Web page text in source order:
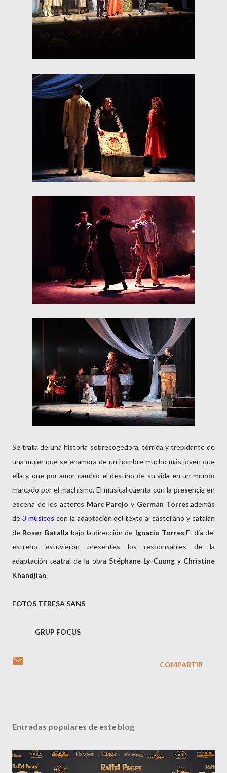
Se trata de una historia sobrecogedora, tórrida y trepidante de
una mujer que se enamora de un hombre mucho más joven que
ella y, que por amor cambio el destino de su vida en un mundo
marcado por el machismo. El musical cuenta con la presencia en
escena de los actores Marc Parejo y Germán Torres,además
de 3 músicos con la adaptación del texto al castellano y catalán
de Roser Batallabajo la dirección de Ignacio Torres.El día del
estreno estuvieron presentes los responsables de la
adaptación teatral de la obra Stéphane Ly-Cuongy Christine
Khandjian.
FOTOS TERESA SANS
GRUP FOCUS
COMPARTIR
Entradas populares de este blog